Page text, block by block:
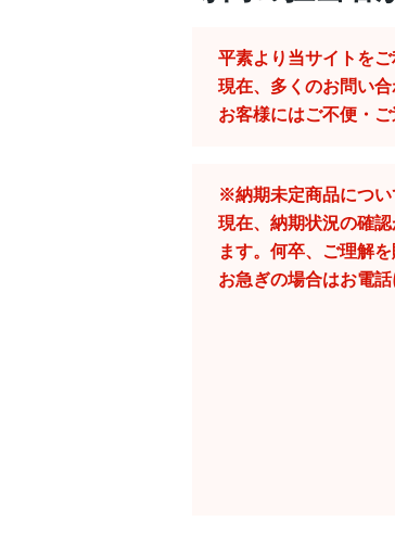
平素より当サイトを
現在、多くのお問い
お客様にはご不便・
※納期未定商品につ
現在、納期状況の確
ます。何卒、ご理解
お急ぎの場合はお電